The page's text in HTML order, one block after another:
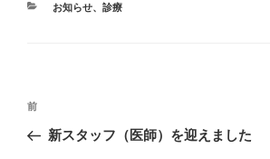
カ
お知らせ、 診療
投
ナ
前
の
前
新スタッフ（医師）を迎えました